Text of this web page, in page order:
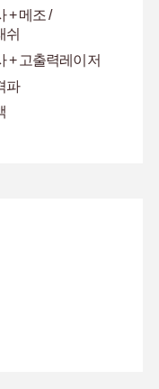
+ 메조 /
쉬
+ 고출력레이저
파